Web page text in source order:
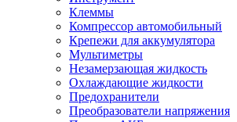
Клеммы
Компрессор автомобильный
Крепежи для аккумулятора
Мультиметры
Незамерзающая жидкость
Охлаждающие жидкости
Предохранители
Преобразователи напряжения